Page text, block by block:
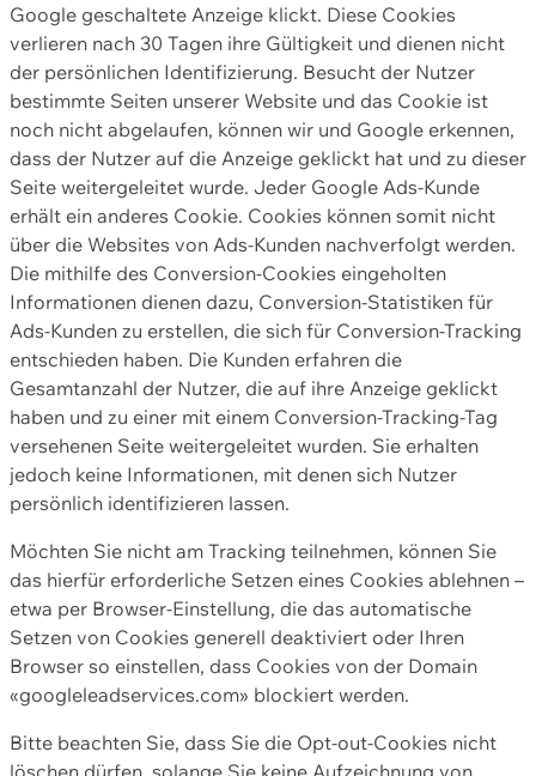
Google geschaltete Anzeige klickt. Diese Cookies
verlieren nach 30 Tagen ihre Gültigkeit und dienen nicht
der persönlichen Identifizierung. Besucht der Nutzer
bestimmte Seiten unserer Website und das Cookie ist
noch nicht abgelaufen, können wir und Google erkennen,
dass der Nutzer auf die Anzeige geklickt hat und zu dieser
Seite weitergeleitet wurde. Jeder Google Ads-Kunde
erhält ein anderes Cookie. Cookies können somit nicht
über die Websites von Ads-Kunden nachverfolgt werden.
Die mithilfe des Conversion-Cookies eingeholten
Informationen dienen dazu, Conversion-Statistiken für
Ads-Kunden zu erstellen, die sich für Conversion-Tracking
entschieden haben. Die Kunden erfahren die
Gesamtanzahl der Nutzer, die auf ihre Anzeige geklickt
haben und zu einer mit einem Conversion-Tracking-Tag
versehenen Seite weitergeleitet wurden. Sie erhalten
jedoch keine Informationen, mit denen sich Nutzer
persönlich identifizieren lassen.
Möchten Sie nicht am Tracking teilnehmen, können Sie
das hierfür erforderliche Setzen eines Cookies ablehnen –
etwa per Browser-Einstellung, die das automatische
Setzen von Cookies generell deaktiviert oder Ihren
Browser so einstellen, dass Cookies von der Domain
«googleleadservices.com» blockiert werden.
Bitte beachten Sie, dass Sie die Opt-out-Cookies nicht